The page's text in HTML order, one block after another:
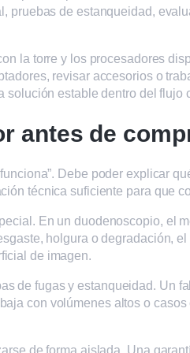
pruebas de estanqueidad,
la torre y los procesadores
revisar accesorios o
solución estable dentro del flujo
antes de
Debe poder explicar
técnica suficiente para que
En un duodenoscopio, el
holgura o degradación,
de imagen.
de fugas y estanqueidad. Un
con volúmenes altos o
de forma aislada. Una